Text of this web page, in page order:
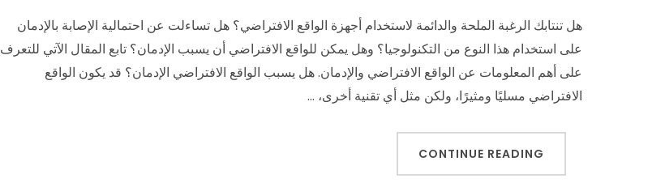
هل تنتابك الرغبة الملحة والدائمة لاستخدام أجهزة الواقع الافتراضي؟ هل تساءلت عن احتمالية الإصابة بالإدمان
على استخدام هذا النوع من التكنولوجيا؟ وهل يمكن للواقع الافتراضي أن يسبب الإدمان؟ تابع المقال الآتي للتعرف
على أهم المعلومات عن الواقع الافتراضي والإدمان. هل يسبب الواقع الافتراضي الإدمان؟ قد يكون الواقع
الافتراضي مسليًا ومثيرًا، ولكن مثل أي تقنية أخرى، …
CONTINUE READING